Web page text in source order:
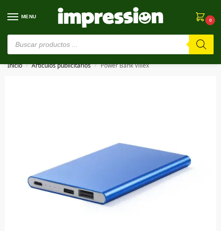
MENU
0
⚠️ Estamos en pruebas. Si algo falla, ¡Perdón!⚠️
Inicio / Artículos publicitarios / Power Bank Villex